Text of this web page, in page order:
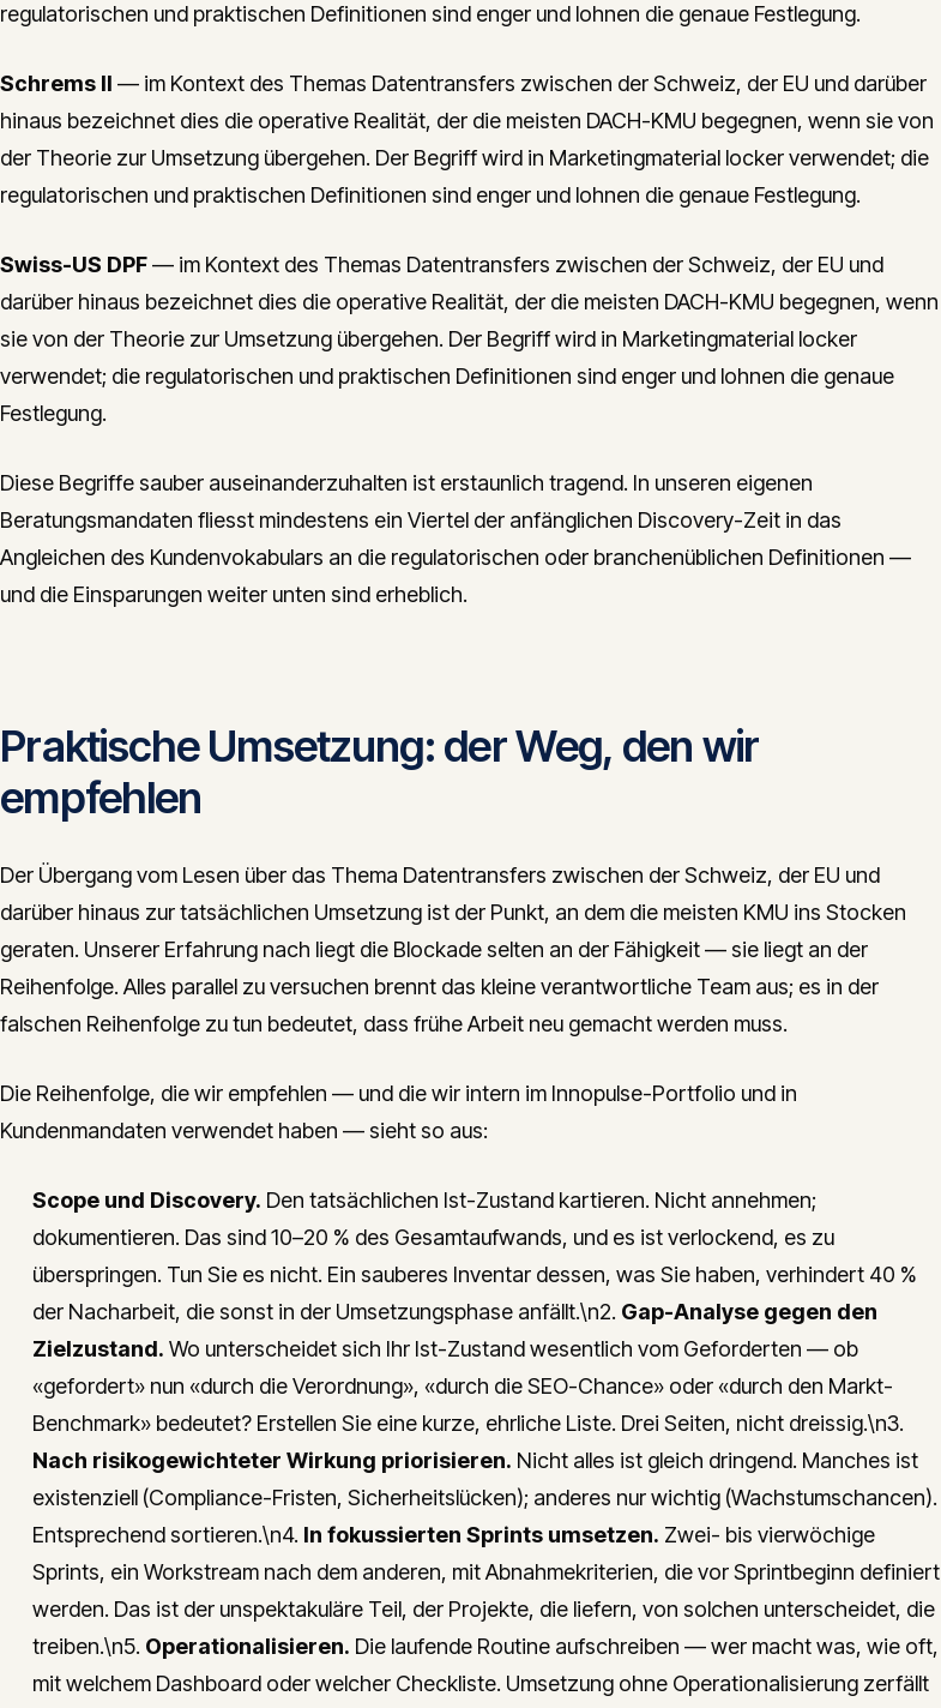
regulatorischen und praktischen Definitionen sind enger und lohnen die genaue Festlegung.
Schrems II — im Kontext des Themas Datentransfers zwischen der Schweiz, der EU und darüber
hinaus bezeichnet dies die operative Realität, der die meisten DACH-KMU begegnen, wenn sie von
der Theorie zur Umsetzung übergehen. Der Begriff wird in Marketingmaterial locker verwendet; die
regulatorischen und praktischen Definitionen sind enger und lohnen die genaue Festlegung.
Swiss-US DPF— im Kontext des Themas Datentransfers zwischen der Schweiz, der EU und
darüber hinaus bezeichnet dies die operative Realität, der die meisten DACH-KMU begegnen, wenn
sie von der Theorie zur Umsetzung übergehen. Der Begriff wird in Marketingmaterial locker
verwendet; die regulatorischen und praktischen Definitionen sind enger und lohnen die genaue
Festlegung.
Diese Begriffe sauber auseinanderzuhalten ist erstaunlich tragend. In unseren eigenen
Beratungsmandaten fliesst mindestens ein Viertel der anfänglichen Discovery-Zeit in das
Angleichen des Kundenvokabulars an die regulatorischen oder branchenüblichen Definitionen —
und die Einsparungen weiter unten sind erheblich.
Praktische Umsetzung: der Weg, den wir
empfehlen
Der Übergang vom Lesen über das Thema Datentransfers zwischen der Schweiz, der EU und
darüber hinaus zur tatsächlichen Umsetzung ist der Punkt, an dem die meisten KMU ins Stocken
geraten. Unserer Erfahrung nach liegt die Blockade selten an der Fähigkeit — sie liegt an der
Reihenfolge. Alles parallel zu versuchen brennt das kleine verantwortliche Team aus; es in der
falschen Reihenfolge zu tun bedeutet, dass frühe Arbeit neu gemacht werden muss.
Die Reihenfolge, die wir empfehlen — und die wir intern im Innopulse-Portfolio und in
Kundenmandaten verwendet haben — sieht so aus:
Scope und Discovery. Den tatsächlichen Ist-Zustand kartieren. Nicht annehmen;
dokumentieren. Das sind 10–20 % des Gesamtaufwands, und es ist verlockend, es zu
überspringen. Tun Sie es nicht. Ein sauberes Inventar dessen, was Sie haben, verhindert 40 %
der Nacharbeit, die sonst in der Umsetzungsphase anfällt.\n2. Gap-Analyse gegen den
Zielzustand. Wo unterscheidet sich Ihr Ist-Zustand wesentlich vom Geforderten — ob
«gefordert» nun «durch die Verordnung», «durch die SEO-Chance» oder «durch den Markt-
Benchmark» bedeutet? Erstellen Sie eine kurze, ehrliche Liste. Drei Seiten, nicht dreissig.\n3.
Nach risikogewichteter Wirkung priorisieren. Nicht alles ist gleich dringend. Manches ist
existenziell (Compliance-Fristen, Sicherheitslücken); anderes nur wichtig (Wachstumschancen).
Entsprechend sortieren.\n4. In fokussierten Sprints umsetzen. Zwei- bis vierwöchige
Sprints, ein Workstream nach dem anderen, mit Abnahmekriterien, die vor Sprintbeginn definiert
werden. Das ist der unspektakuläre Teil, der Projekte, die liefern, von solchen unterscheidet, die
treiben.\n5. Operationalisieren. Die laufende Routine aufschreiben — wer macht was, wie oft,
mit welchem Dashboard oder welcher Checkliste. Umsetzung ohne Operationalisierung zerfällt